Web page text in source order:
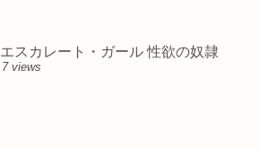
エスカレート・ガール 性欲の奴隷
7 views